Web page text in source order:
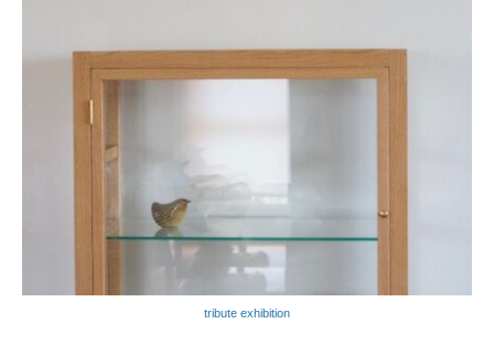
tribute exhibition